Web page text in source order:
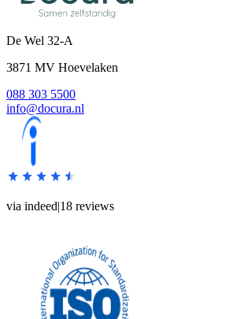
De Wel 32-A
3871 MV Hoevelaken
088 303 5500
info@docura.nl
via indeed|18 reviews